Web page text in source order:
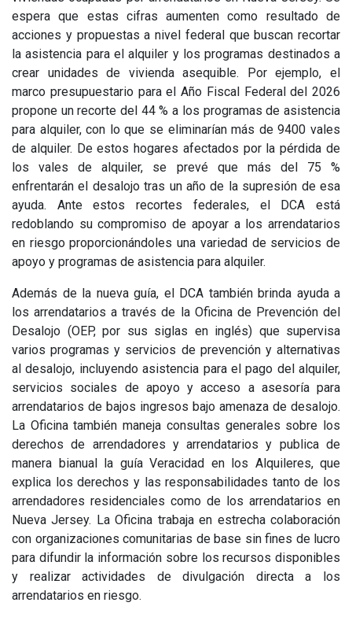
espera que estas cifras aumenten como resultado de
acciones y propuestas a nivel federal que buscan recortar
la asistencia para el alquiler y los programas destinados a
crear unidades de vivienda asequible. Por ejemplo, el
marco presupuestario para el Año Fiscal Federal del 2026
propone un recorte del 44 % a los programas de asistencia
para alquiler, con lo que se eliminarían más de 9400 vales
de alquiler. De estos hogares afectados por la pérdida de
los vales de alquiler, se prevé que más del 75 %
enfrentarán el desalojo tras un año de la supresión de esa
ayuda. Ante estos recortes federales, el DCA está
redoblando su compromiso de apoyar a los arrendatarios
en riesgo proporcionándoles una variedad de servicios de
apoyo y programas de asistencia para alquiler.
Además de la nueva guía, el DCA también brinda ayuda a
los arrendatarios a través de la Oficina de Prevención del
Desalojo (OEP, por sus siglas en inglés) que supervisa
varios programas y servicios de prevención y alternativas
al desalojo, incluyendo asistencia para el pago del alquiler,
servicios sociales de apoyo y acceso a asesoría para
arrendatarios de bajos ingresos bajo amenaza de desalojo.
La Oficina también maneja consultas generales sobre los
derechos de arrendadores y arrendatarios y publica de
manera bianual la guía Veracidad en los Alquileres, que
explica los derechos y las responsabilidades tanto de los
arrendadores residenciales como de los arrendatarios en
Nueva Jersey. La Oficina trabaja en estrecha colaboración
con organizaciones comunitarias de base sin fines de lucro
para difundir la información sobre los recursos disponibles
y realizar actividades de divulgación directa a los
arrendatarios en riesgo.